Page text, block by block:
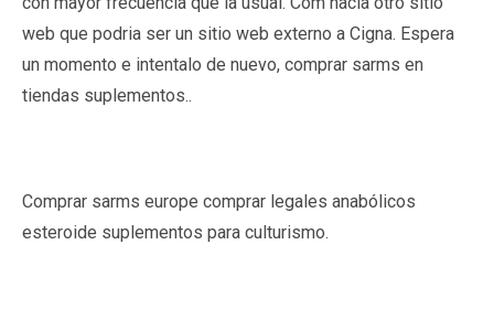
web que podria ser un sitio web externo a Cigna. Espera
un momento e intentalo de nuevo, comprar sarms en
tiendas suplementos..
Comprar sarms europe comprar legales anabólicos
esteroide suplementos para culturismo.